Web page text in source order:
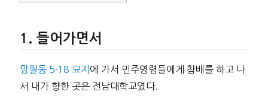
들어가면서
망월동 5·18 묘지 에 가서 민주영령들에게 참배를 하고 나
서 내가 향한 곳은 전남대학교였다.